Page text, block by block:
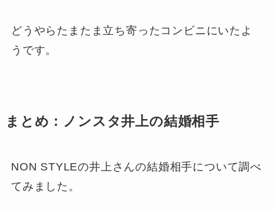
どうやらたまたま立ち寄ったコンビニにいたよ
うです。
まとめ：ノンスタ井上の結婚相手
NON STYLEの井上さんの結婚相手について調べ
てみました。